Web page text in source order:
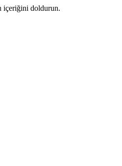
içeriğini doldurun.